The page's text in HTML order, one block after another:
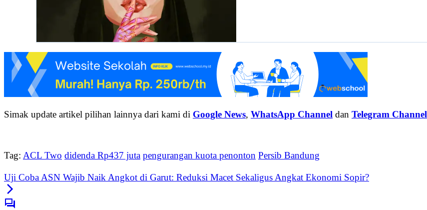
Simak update artikel pilihan lainnya dari kami di Google News, WhatsApp Channel dan Telegram Channel
Tag: ACL Two didenda Rp437 juta pengurangan kuota penonton Persib Bandung
Uji Coba ASN Wajib Naik Angkot di Garut: Reduksi Macet Sekaligus Angkat Ekonomi Sopir?